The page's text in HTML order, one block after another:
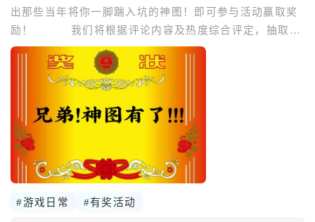
出那些当年将你一脚踹入坑的神图！即可参与活动赢取奖
励！ 我们将根据评论内容及热度综合评定，抽取18
位玩家送上OurPlay会员！踊跃参与吧！你的每一次用心
发言都有可能被我们看到哦!“OurPlay加速器享有活动最终
解释权。”活动时间：11.24-11.28活动奖励：ourplay会
#游戏日常 #有奖活动